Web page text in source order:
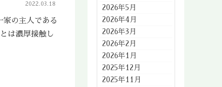
2022.03.18
家の主人である
は濃厚接触し
2026年5月
2026年4月
2026年3月
2026年2月
2026年1月
2025年12月
2025年11月